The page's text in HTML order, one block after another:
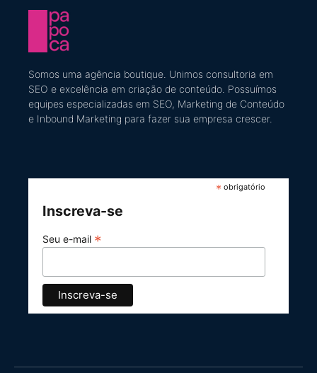
Somos uma agência boutique. Unimos consultoria em
SEO e excelência em criação de conteúdo ​. Possuímos
equipes especializadas em SEO, Marketing de Conteúdo
e Inbound Marketing para fazer sua empresa crescer.
* obrigatório
Inscreva-se
Seu e-mail *